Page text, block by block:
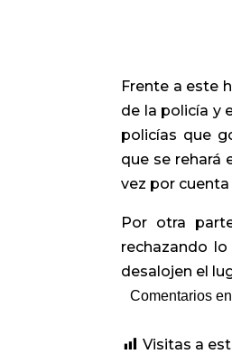
Frente a este
de la policía y
policías que
que se rehará
vez por
Por otra
rechazando
desalojen el
Comentarios
Visitas a